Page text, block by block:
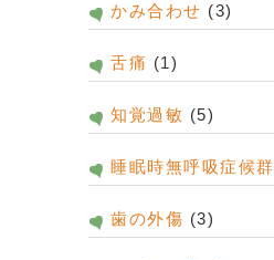
かみ合わせ (3)
舌痛 (1)
知覚過敏 (5)
睡眠時無呼吸症候群
歯の外傷 (3)